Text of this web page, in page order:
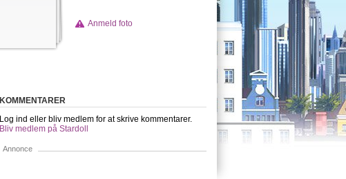
Anmeld foto
KOMMENTARER
Log ind eller bliv medlem for at skrive kommentarer.
Bliv medlem på Stardoll
Annonce